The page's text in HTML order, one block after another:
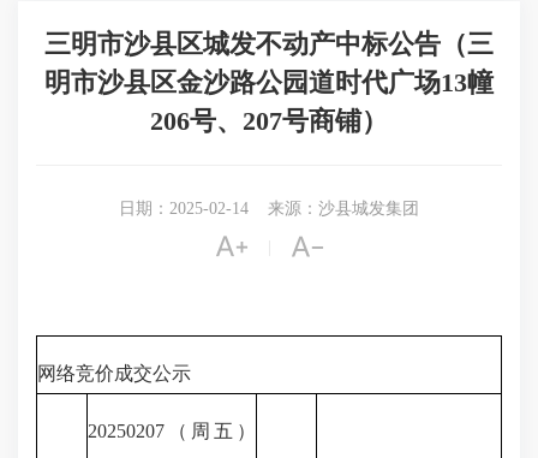
三明市沙县区城发不动产中标公告（三
明市沙县区金沙路公园道时代广场13幢
206号、207号商铺）
日期：2025-02-14 来源：沙县城发集团
 
网络竞价成交公示
20250207（周五）